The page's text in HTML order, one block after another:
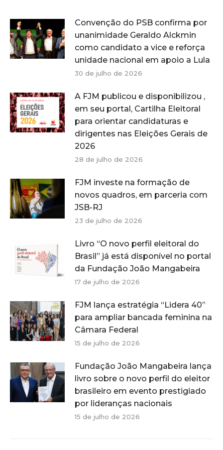
Convenção do PSB confirma por
unanimidade Geraldo Alckmin
como candidato a vice e reforça
unidade nacional em apoio a Lula
30 de julho de 2026
A FJM publicou e disponibilizou ,
em seu portal, Cartilha Eleitoral
para orientar candidaturas e
dirigentes nas Eleições Gerais de
2026
28 de julho de 2026
FJM investe na formação de
novos quadros, em parceria com
JSB-RJ
23 de julho de 2026
Livro “O novo perfil eleitoral do
Brasil” já está disponível no portal
da Fundação João Mangabeira
17 de julho de 2026
FJM lança estratégia “Lidera 40”
para ampliar bancada feminina na
Câmara Federal
15 de julho de 2026
Fundação João Mangabeira lança
livro sobre o novo perfil do eleitor
brasileiro em evento prestigiado
por lideranças nacionais
15 de julho de 2026